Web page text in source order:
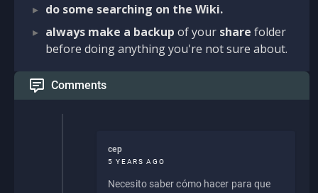
do some searching on the Wiki.
always make a backup of your share folder
before doing anything you're not sure about.
Comments
cep
5 YEARS AGO
Necesito saber cómo hacer para que